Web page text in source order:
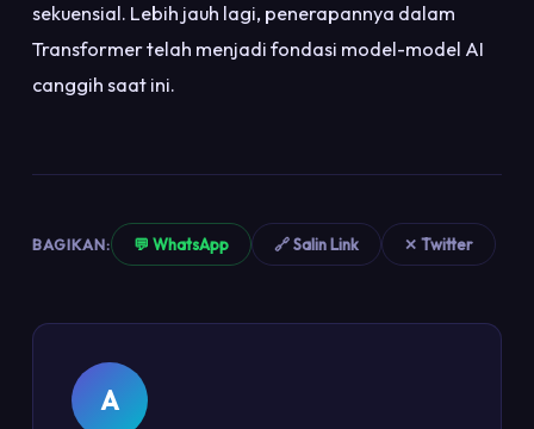
sekuensial. Lebih jauh lagi, penerapannya dalam
Transformer telah menjadi fondasi model-model AI
canggih saat ini.
BAGIKAN: 💬 WhatsApp 🔗 Salin Link ✕ Twitter
A